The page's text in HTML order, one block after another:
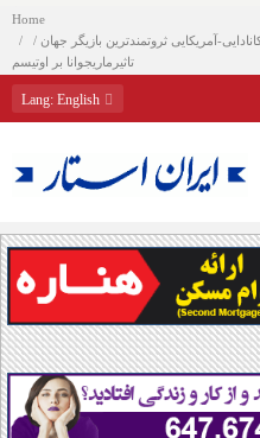
Home
آمریکایی ثروتمندترین بازیگر جهان /
تاثیرماریجوانا بر اوتیسم
Lang: English